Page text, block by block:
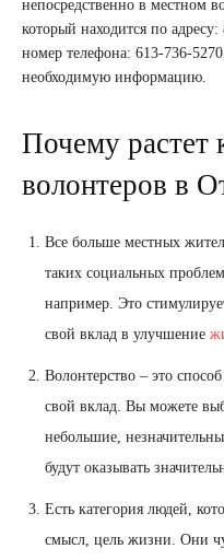
непосредственно в местном
который находится по
номер телефона: 613-736-
необходимую информацию.
Почему растет
волонтеров в
Все больше местных
таких социальных
например. Это
свой вклад в улучшение
Волонтерство – это
свой вклад. Вы можете
небольшие,
будут оказывать
Есть категория людей,
смысл, цель жизни. Они